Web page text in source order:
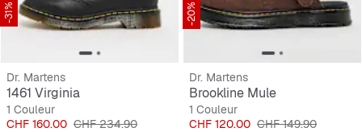
-31%
Dr. Martens
1461 Virginia
1 Couleur
Prix
CHF 160.00 Prix original
CHF 234.90
-20%
Dr. Martens
Brookline Mule
1 Couleur
Prix
CHF 120.00 Prix original
CHF 149.90